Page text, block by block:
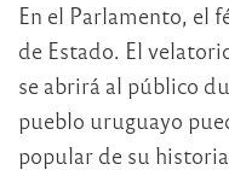
En el Parlamento, el
de Estado. El
se abrirá al público
pueblo uruguayo
popular de su